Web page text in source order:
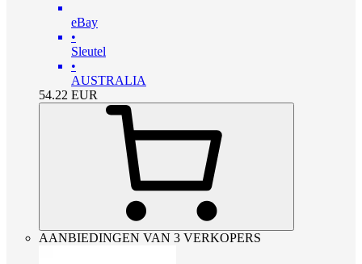
eBay
•
Sleutel
•
AUSTRALIA
54.22 EUR
AANBIEDINGEN VAN 3 VERKOPERS